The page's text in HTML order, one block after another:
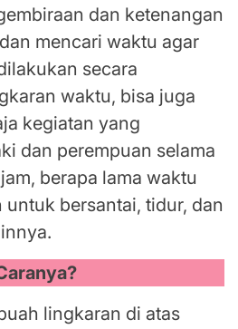
dan ketenangan
mencari waktu agar
secara
waktu, bisa juga
kegiatan yang
dan perempuan selama
berapa lama waktu
bersantai, tidur, dan
lingkaran di atas